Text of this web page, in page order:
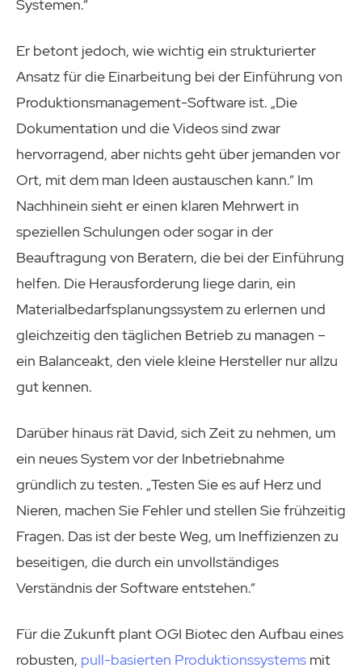
Systemen.“
Er betont jedoch, wie wichtig ein strukturierter
Ansatz für die Einarbeitung bei der Einführung von
Produktionsmanagement-Software ist. „Die
Dokumentation und die Videos sind zwar
hervorragend, aber nichts geht über jemanden vor
Ort, mit dem man Ideen austauschen kann.“ Im
Nachhinein sieht er einen klaren Mehrwert in
speziellen Schulungen oder sogar in der
Beauftragung von Beratern, die bei der Einführung
helfen. Die Herausforderung liege darin, ein
Materialbedarfsplanungssystem zu erlernen und
gleichzeitig den täglichen Betrieb zu managen –
ein Balanceakt, den viele kleine Hersteller nur allzu
gut kennen.
Darüber hinaus rät David, sich Zeit zu nehmen, um
ein neues System vor der Inbetriebnahme
gründlich zu testen. „Testen Sie es auf Herz und
Nieren, machen Sie Fehler und stellen Sie frühzeitig
Fragen. Das ist der beste Weg, um Ineffizienzen zu
beseitigen, die durch ein unvollständiges
Verständnis der Software entstehen.“
Für die Zukunft plant OGI Biotec den Aufbau eines
robusten, pull-basierten Produktionssystems mit